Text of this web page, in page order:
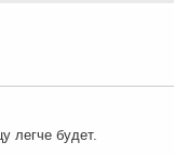
легче будет.